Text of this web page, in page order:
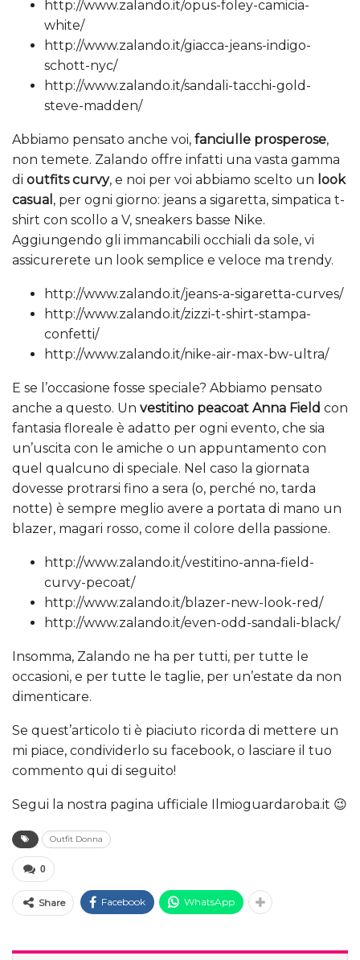
http://www.zalando.it/opus-foley-camicia-
white/
http://www.zalando.it/giacca-jeans-indigo-
schott-nyc/
http://www.zalando.it/sandali-tacchi-gold-
steve-madden/
Abbiamo pensato anche voi, fanciulle prosperose,
non temete. Zalando offre infatti una vasta gamma
di outfits curvy, e noi per voi abbiamo scelto un look
casual , per ogni giorno: jeans a sigaretta, simpatica t-
shirt con scollo a V, sneakers basse Nike.
Aggiungendo gli immancabili occhiali da sole, vi
assicurerete un look semplice e veloce ma trendy.
http://www.zalando.it/jeans-a-sigaretta-curves/
http://www.zalando.it/zizzi-t-shirt-stampa-
confetti/
http://www.zalando.it/nike-air-max-bw-ultra/
E se l’occasione fosse speciale? Abbiamo pensato
anche a questo. Un vestitino peacoat Anna Field con
fantasia floreale è adatto per ogni evento, che sia
un’uscita con le amiche o un appuntamento con
quel qualcuno di speciale. Nel caso la giornata
dovesse protrarsi fino a sera (o, perché no, tarda
notte) è sempre meglio avere a portata di mano un
blazer, magari rosso, come il colore della passione.
http://www.zalando.it/vestitino-anna-field-
curvy-pecoat/
http://www.zalando.it/blazer-new-look-red/
http://www.zalando.it/even-odd-sandali-black/
Insomma, Zalando ne ha per tutti, per tutte le
occasioni, e per tutte le taglie, per un’estate da non
dimenticare.
Se quest’articolo ti è piaciuto ricorda di mettere un
mi piace, condividerlo su facebook, o lasciare il tuo
commento qui di seguito!
Segui la nostra pagina ufficiale Ilmioguardaroba.it 😉
Outfit Donna
0
Share Facebook WhatsApp